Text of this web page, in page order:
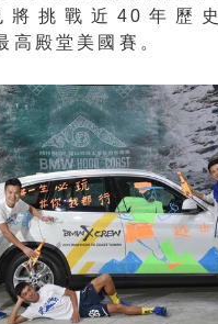
將挑戰近40年歷
高殿堂美國賽。